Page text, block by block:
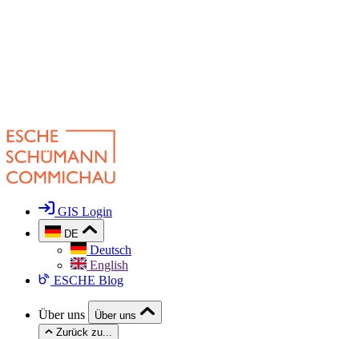
GIS Login
DE
Deutsch
English
ESCHE Blog
Über uns
Über uns
Zurück zu...